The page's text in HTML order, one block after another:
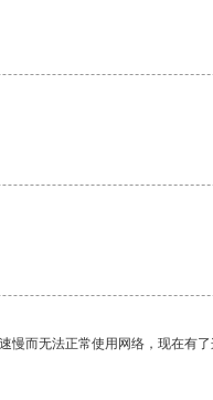
而无法正常使用网络，现在有了